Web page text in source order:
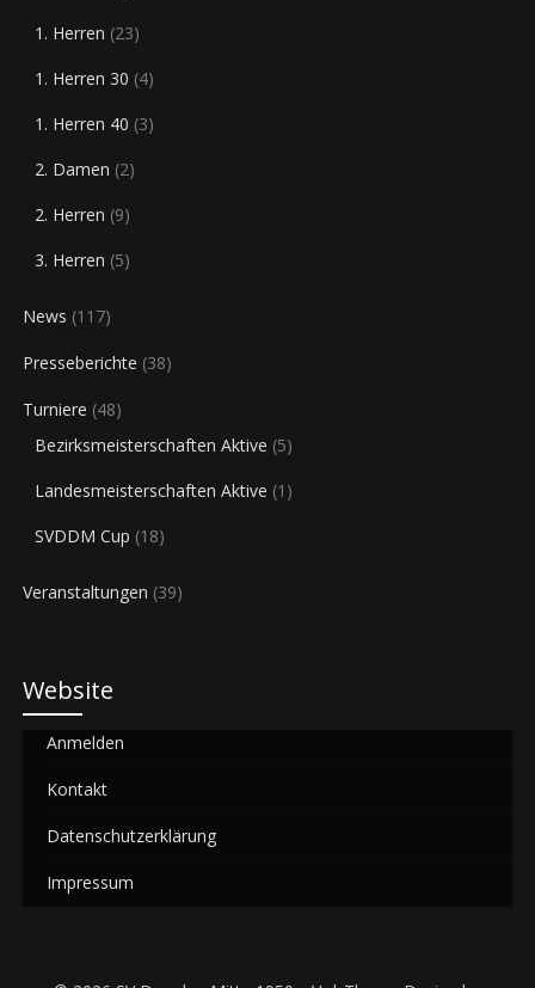
1. Herren (23)
1. Herren 30 (4)
1. Herren 40 (3)
2. Damen (2)
2. Herren (9)
3. Herren (5)
News (117)
Presseberichte (38)
Turniere (48)
Bezirksmeisterschaften Aktive (5)
Landesmeisterschaften Aktive (1)
SVDDM Cup (18)
Veranstaltungen (39)
Website
Anmelden
Kontakt
Datenschutzerklärung
Impressum